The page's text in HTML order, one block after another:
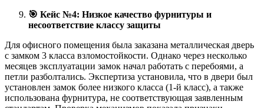
🎯 Кейс №4: Низкое качество фурнитуры и
несоответствие классу защиты
Для офисного помещения была заказана металлическая дверь
с замком 3 класса взломостойкости. Однако через несколько
месяцев эксплуатации замок начал работать с перебоями, а
петли разболтались. Экспертиза установила, что в двери был
установлен замок более низкого класса (1-й класс), а также
использована фурнитура, не соответствующая заявленным